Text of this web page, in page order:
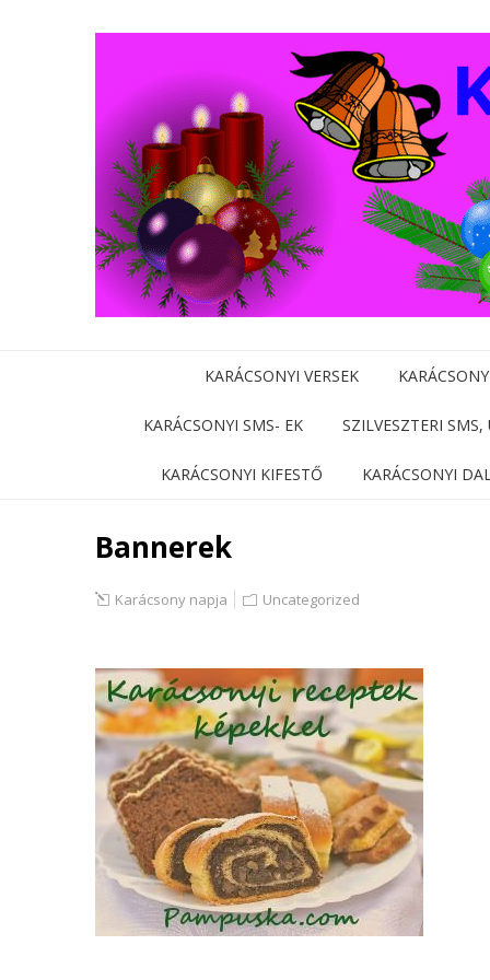
KARÁCSONYI VERSEK
KARÁCSONYI SMS- EK SZILVESZTERI SMS,
KARÁCSONYI KIFESTŐ KARÁCSONYI
Bannerek
Karácsony napja Uncategorized